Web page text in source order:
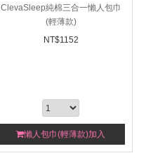
ClevaSleep純棉三合一懶人包巾
(輕薄款)
NT$1152
懶人包巾(輕薄款)加入